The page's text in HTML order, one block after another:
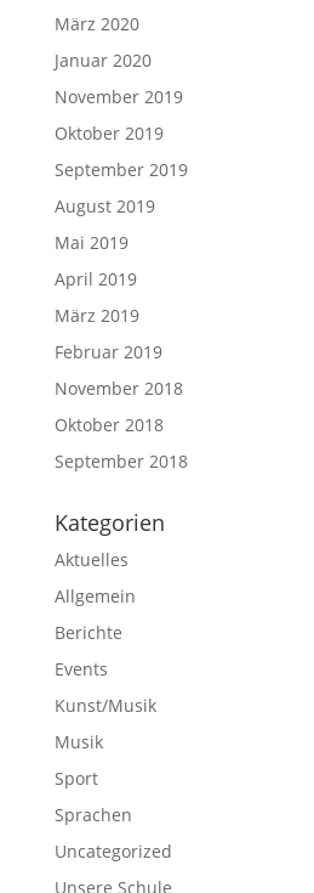
März 2020
Januar 2020
November 2019
Oktober 2019
September 2019
August 2019
Mai 2019
April 2019
März 2019
Februar 2019
November 2018
Oktober 2018
September 2018
Kategorien
Aktuelles
Allgemein
Berichte
Events
Kunst/Musik
Musik
Sport
Sprachen
Uncategorized
Unsere Schule